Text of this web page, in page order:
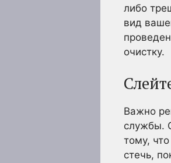
либо
вид
очистку.
Важно
службы.
тому,
стечь,